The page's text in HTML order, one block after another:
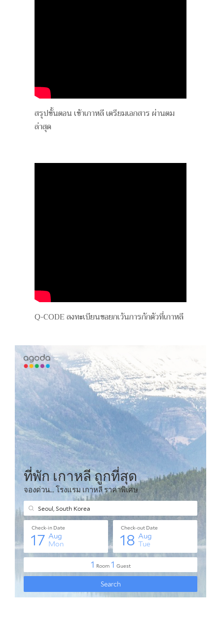
สรุปขั้นตอน เข้าเกาหลี เตรียมเอกสาร ผ่านตม
ล่าสุด
Q-CODE ลงทะเบียนขอยกเว้นการกักตัวที่เกาหลี